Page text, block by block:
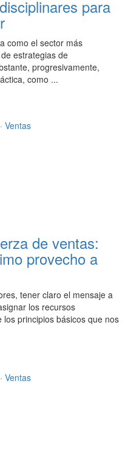
para
como el sector más
estrategias de
progresivamente,
como ...
Ventas
de ventas:
provecho a
tener claro el mensaje a
los recursos
principios básicos que nos
Ventas